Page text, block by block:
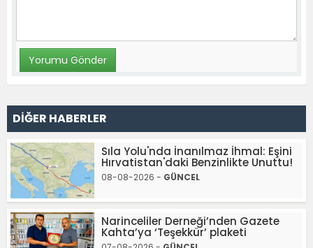
DİĞER HABERLER
Sıla Yolu'nda İnanılmaz İhmal: Eşini
Hırvatistan'daki Benzinlikte Unuttu!
08-08-2026 - GÜNCEL
Narinceliler Derneği’nden Gazete
Kahta’ya ‘Teşekkür’ plaketi